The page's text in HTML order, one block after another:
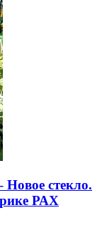
стекло.
РАХ